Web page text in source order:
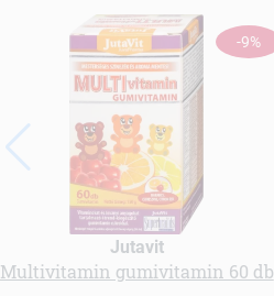
-9%
Jutavit
Multivitamin gumivitamin 60 db